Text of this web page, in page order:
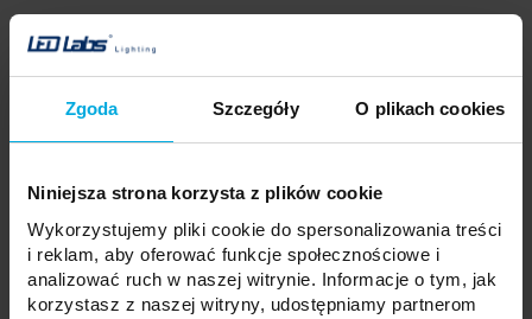
Zgoda Szczegóły O plikach cookies
Niniejsza strona korzysta z plików cookie
Wykorzystujemy pliki cookie do spersonalizowania treści
i reklam, aby oferować funkcje społecznościowe i
analizować ruch w naszej witrynie. Informacje o tym, jak
korzystasz z naszej witryny, udostępniamy partnerom
Produkty powiązane